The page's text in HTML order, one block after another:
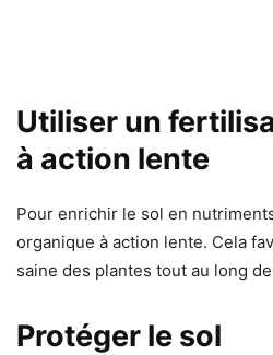
Utiliser un
à action lente
Pour enrichir le sol en
organique à action lente. Cela
saine des plantes tout au long
Protéger le sol